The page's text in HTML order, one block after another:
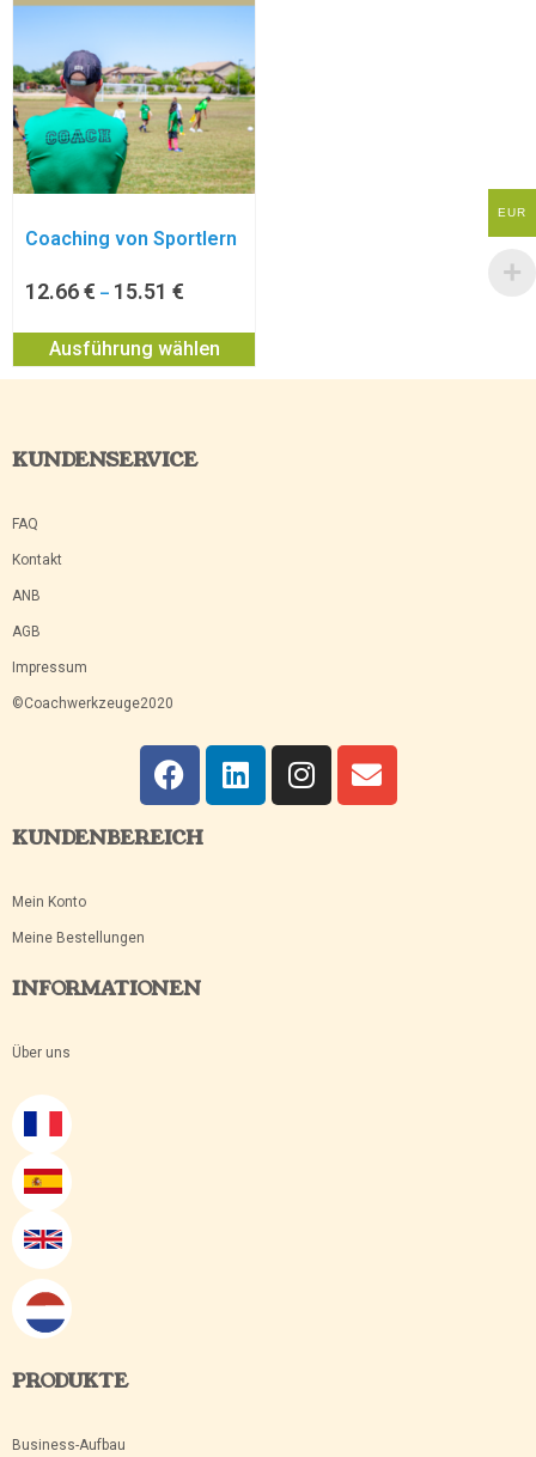
Coaching von Sportlern
12.66€ – 15.51 €
Ausführung wählen
KUNDENSERVICE
FAQ
Kontakt
ANB
AGB
Impressum
©Coachwerkzeuge2020
KUNDENBEREICH
Mein Konto
Meine Bestellungen
INFORMATIONEN
Über uns
PRODUKTE
Business-Aufbau
EUR